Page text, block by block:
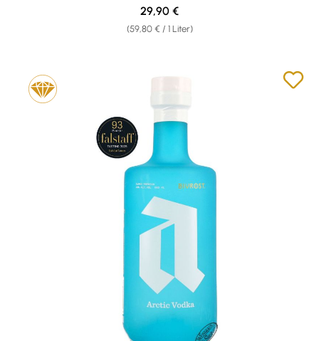
(59,80 € / 1 Liter)
Regulärer Preis:
29,90 €